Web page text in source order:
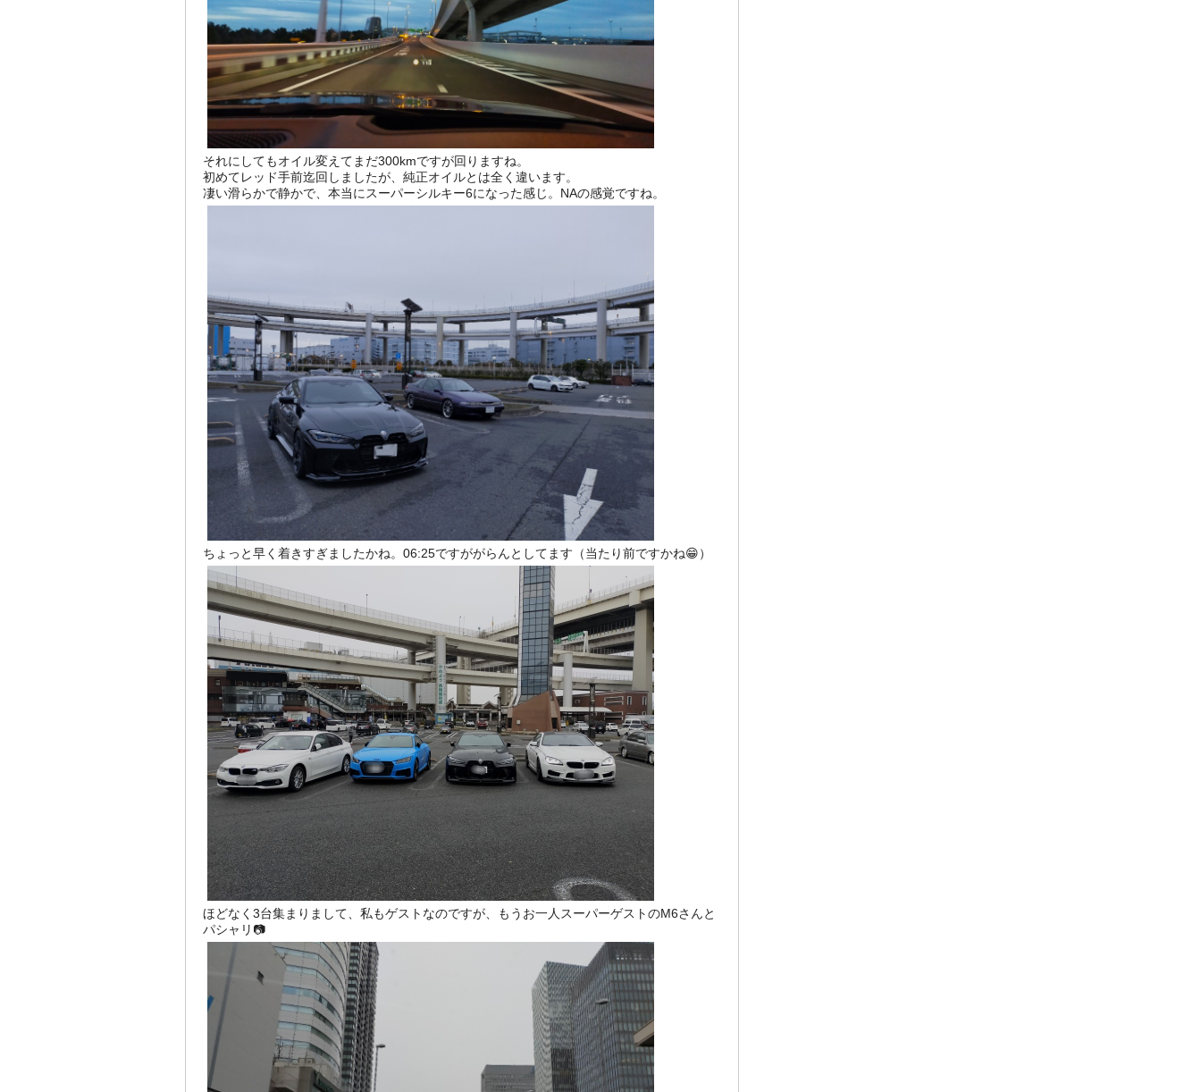
それにしてもオイル変えてまだ300kmですが回りますね。
初めてレッド手前迄回しましたが、純正オイルとは全く違います。
凄い滑らかで静かで、本当にスーパーシルキー6になった感じ。NAの感覚ですね。
ちょっと早く着きすぎましたかね。06:25ですががらんとしてます（当たり前ですかね😁）
ほどなく3台集まりまして、私もゲストなのですが、もうお一人スーパーゲストのM6さんと
パシャリ📷